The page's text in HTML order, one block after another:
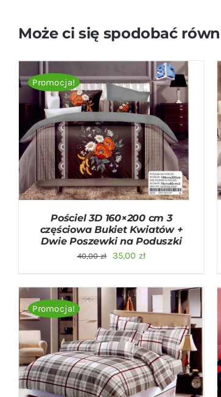
Może ci się spodobać
Promocja!
DODAJ DO KOSZYKA QUICK VIEW
Pościel 3D 160×200 cm 3
częściowa Bukiet Kwiatów +
Dwie Poszewki na Poduszki
40,00zł
Pierwotna
wynosiła:
40,00 zł.
35,00 złAktualna
wynosi:
35,00 zł.
Promocja!
DODAJ DO KOSZYKA / QUICK VIEW